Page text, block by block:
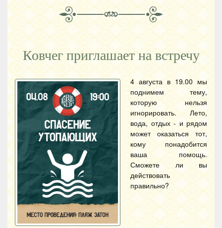
Ковчег приглашает на встречу
4 августа в 19.00 мы
поднимем тему,
которую нельзя
игнорировать. Лето,
вода, отдых - и рядом
может оказаться тот,
кому понадобится
ваша помощь.
Сможете ли вы
действовать
правильно?